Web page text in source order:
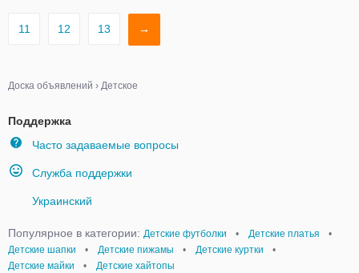
11 12 13 →
Доска объявлений › Детское
Поддержка
Часто задаваемые вопросы
Служба поддержки
Украинский
Популярное в категории: Детские футболки • Детские платья
•
Детские шапки
• Детские пижамы • Детские куртки
•
Детские майки
• Детские хайтопы